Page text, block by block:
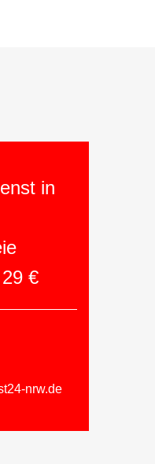
in
€
nrw.de